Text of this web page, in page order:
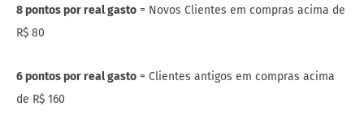
8 pontos por real gasto = Novos Clientes em compras acima de
R$ 80
6 pontos por real gasto = Clientes antigos em compras acima
de R$ 160